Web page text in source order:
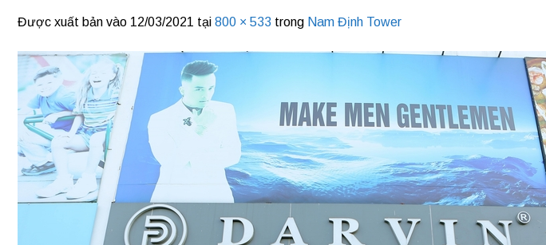
Được xuất bản vào 12/03/2021 tại 800 × 533 trong Nam Định Tower